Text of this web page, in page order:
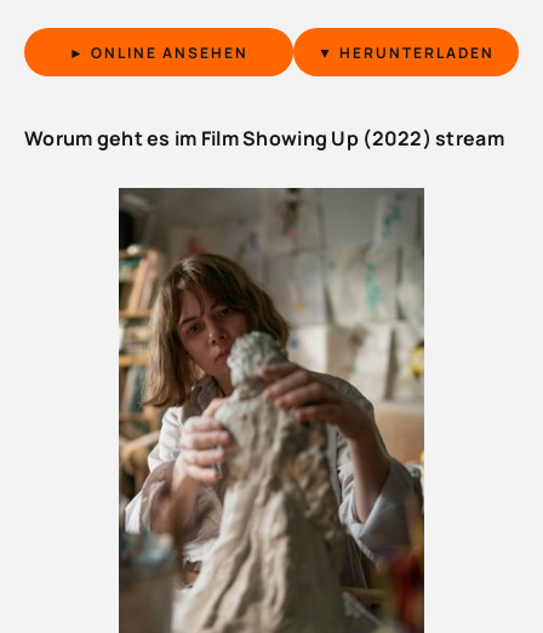
► ONLINE ANSEHEN ▼ HERUNTERLADEN
Worum geht es im Film Showing Up (2022) stream